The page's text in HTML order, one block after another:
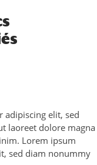
adipiscing elit, sed
laoreet dolore magna
Lorem ipsum
sed diam nonummy